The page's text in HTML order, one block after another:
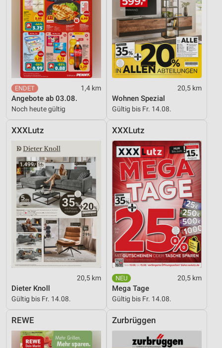
1,4 km
Angebote ab 03.08.
Noch heute gültig
20,5 km
Wohnen Spezial
Gültig bis Fr. 14.08.
XXXLutz
20,5 km
Dieter Knoll
Gültig bis Fr. 14.08.
XXXLutz
20,5 km
Mega Tage
Gültig bis Fr. 14.08.
REWE Zurbrüggen